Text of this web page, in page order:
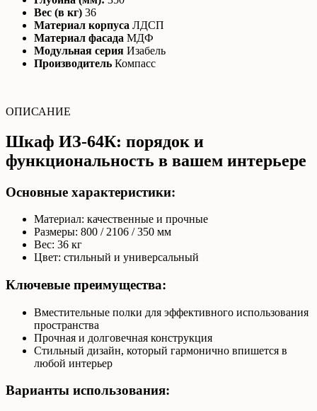
Вес (в кг) 36
Материал корпуса ЛДСП
Материал фасада МДФ
Модульная серия Изабель
Производитель Компасс
ОПИСАНИЕ
Шкаф ИЗ-64К: порядок и
функциональность в вашем интерьере
Основные характеристики:
Материал: качественные и прочные
Размеры: 800 / 2106 / 350 мм
Вес: 36 кг
Цвет: стильный и универсальный
Ключевые преимущества:
Вместительные полки для эффективного использования
пространства
Прочная и долговечная конструкция
Стильный дизайн, который гармонично впишется в
любой интерьер
Варианты использования: